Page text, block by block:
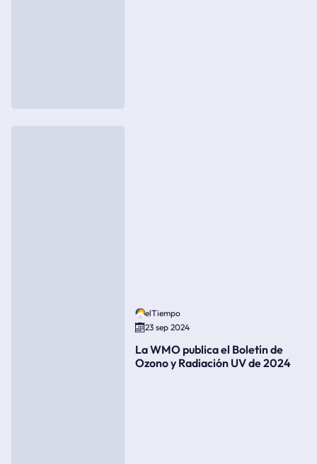
elTiempo
23 sep 2024
La WMO publica el Boletín de
Ozono y Radiación UV de 2024